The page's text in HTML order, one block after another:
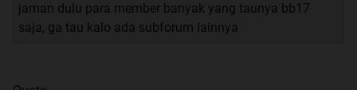
jaman dulu para member banyak yang taunya bb17
saja, ga tau kalo ada subforum lainnya